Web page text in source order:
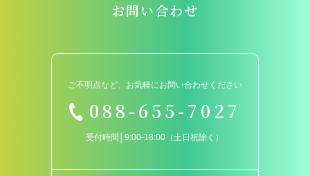
お問い合わせ
ご不明点など、お気軽にお問い合わせください
088-655-7027
受付時間│9:00-18:00（土日祝除く）